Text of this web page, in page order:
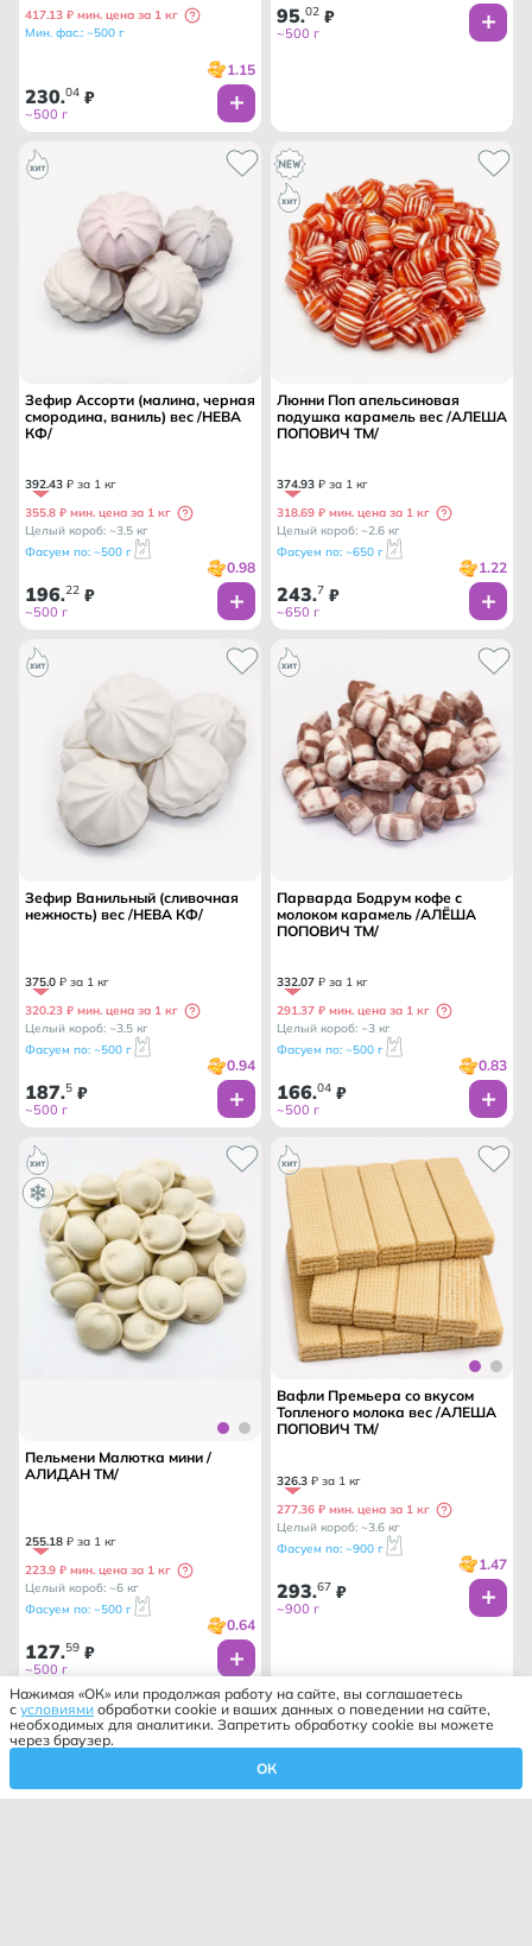
417.13 ₽ мин. цена за 1 кг
Мин. фас.: ~500 г
1.15
230.04 ₽
~500 г
95.02 ₽
~500 г
Зефир Ассорти (малина, черная
смородина, ваниль) вес /НЕВА
КФ/
392.43 ₽ за 1 кг
355.8 ₽ мин. цена за 1 кг
Целый короб: ~3.5 кг
Фасуем по: ~500 г
0.98
196.22 ₽
~500 г
Люнни Поп апельсиновая
подушка карамель вес /АЛЕША
ПОПОВИЧ ТМ/
374.93 ₽ за 1 кг
318.69 ₽ мин. цена за 1 кг
Целый короб: ~2.6 кг
Фасуем по: ~650 г
1.22
243.7 ₽
~650 г
Зефир Ванильный (сливочная
нежность) вес /НЕВА КФ/
375.0 ₽ за 1 кг
320.23 ₽ мин. цена за 1 кг
Целый короб: ~3.5 кг
Фасуем по: ~500 г
0.94
187.5 ₽
~500 г
Парварда Бодрум кофе с
молоком карамель /АЛЁША
ПОПОВИЧ ТМ/
332.07 ₽ за 1 кг
291.37 ₽ мин. цена за 1 кг
Целый короб: ~3 кг
Фасуем по: ~500 г
0.83
166.04 ₽
~500 г
Пельмени Малютка мини /
АЛИДАН ТМ/
255.18 ₽ за 1 кг
223.9 ₽ мин. цена за 1 кг
Целый короб: ~6 кг
Фасуем по: ~500 г
0.64
127.59 ₽
~500 г
Вафли Премьера со вкусом
Топленого молока вес /АЛЕША
ПОПОВИЧ ТМ/
326.3 ₽ за 1 кг
277.36 ₽ мин. цена за 1 кг
Целый короб: ~3.6 кг
Фасуем по: ~900 г
1.47
293.67 ₽
~900 г
Нажимая «ОК» или продолжая работу на сайте, вы соглашаетесь
с условиями обработки cookie и ваших данных о поведении на сайте,
необходимых для аналитики. Запретить обработку cookie вы можете
через браузер.
ОК